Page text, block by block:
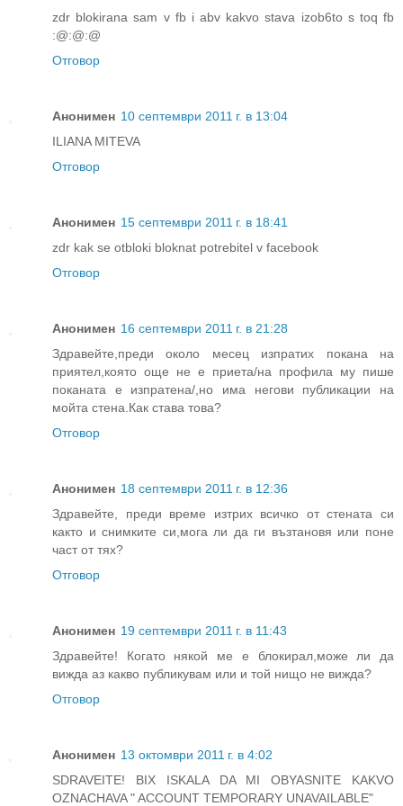
zdr blokirana sam v fb i abv kakvo stava izob6to s toq fb
:@:@:@
Отговор
Анонимен 10 септември 2011 г. в 13:04
ILIANA MITEVA
Отговор
Анонимен 15 септември 2011 г. в 18:41
zdr kak se otbloki bloknat potrebitel v facebook
Отговор
Анонимен 16 септември 2011 г. в 21:28
Здравейте,преди около месец изпратих покана на
приятел,която още не е приета/на профила му пише
поканата е изпратена/,но има негови публикации на
мойта стена.Как става това?
Отговор
Анонимен 18 септември 2011 г. в 12:36
Здравейте, преди време изтрих всичко от стената си
както и снимките си,мога ли да ги възтановя или поне
част от тях?
Отговор
Анонимен 19 септември 2011 г. в 11:43
Здравейте! Когато някой ме е блокирал,може ли да
вижда аз какво публикувам или и той нищо не вижда?
Отговор
Анонимен 13 октомври 2011 г. в 4:02
SDRAVEITE! BIX ISKALA DA MI OBYASNITE KAKVO
OZNACHAVA " ACCOUNT TEMPORARY UNAVAILABLE"